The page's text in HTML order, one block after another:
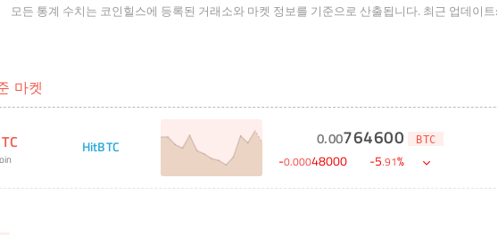
모든 통계 수치는 코인힐스에 등록된 거래소와 마켓 정보를 기준으로 산출됩니다. 최근 업데이트:
마켓
HitBTC 0.00764600 BTC
-0.00048000 -5.91%